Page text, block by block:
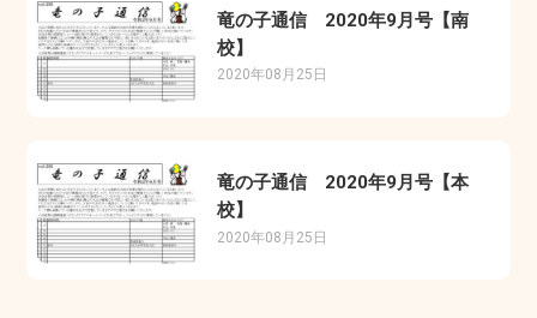
竜の子通信 2020年9月号【南
校】
2020年08月25日
竜の子通信 2020年9月号【本
校】
2020年08月25日